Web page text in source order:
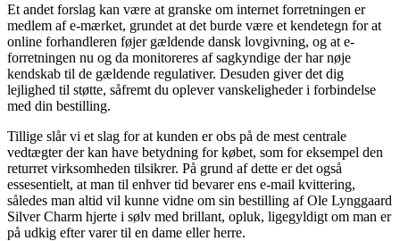
Et andet forslag kan være at granske om internet forretningen er
medlem af e-mærket, grundet at det burde være et kendetegn for at
online forhandleren føjer gældende dansk lovgivning, og at e-
forretningen nu og da monitoreres af sagkyndige der har nøje
kendskab til de gældende regulativer. Desuden giver det dig
lejlighed til støtte, såfremt du oplever vanskeligheder i forbindelse
med din bestilling.
Tillige slår vi et slag for at kunden er obs på de mest centrale
vedtægter der kan have betydning for købet, som for eksempel den
returret virksomheden tilsikrer. På grund af dette er det også
essesentielt, at man til enhver tid bevarer ens e-mail kvittering,
således man altid vil kunne vidne om sin bestilling af Ole Lynggaard
Silver Charm hjerte i sølv med brillant, opluk, ligegyldigt om man er
på udkig efter varer til en dame eller herre.